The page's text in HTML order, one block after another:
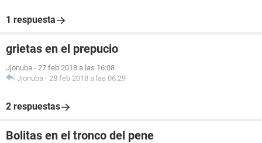
1 respuesta
grietas en el prepucio
Jjonuba - 27 feb 2018 a las 16:08
Jjonuba - 28 feb 2018 a las 06:29
2 respuestas
Bolitas en el tronco del pene